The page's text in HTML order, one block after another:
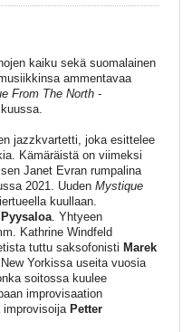
kaiku sekä suomalainen
ammentavaa
From The North-
jazzkvartetti, joka esittelee
Kämäräistä on viimeksi
Janet Evran rumpalina
2021. Uuden Mystique
kuullaan.
. Yhtyeen
Kathrine Windfeld
tuttu saksofonisti Marek
Yorkissa useita vuosia
soitossa kuulee
improvisaation
Petter